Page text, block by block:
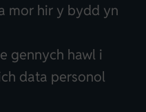
mor hir y bydd yn
gennych hawl i
data personol